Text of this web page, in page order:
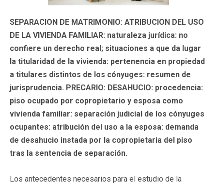
SEPARACION DE MATRIMONIO: ATRIBUCION DEL USO
DE LA VIVIENDA FAMILIAR: naturaleza jurídica: no
confiere un derecho real; situaciones a que da lugar
la titularidad de la vivienda: pertenencia en propiedad
a titulares distintos de los cónyuges: resumen de
jurisprudencia. PRECARIO: DESAHUCIO: procedencia:
piso ocupado por copropietario y esposa como
vivienda familiar: separación judicial de los cónyuges
ocupantes: atribución del uso a la esposa: demanda
de desahucio instada por la copropietaria del piso
tras la sentencia de separación.
Los antecedentes necesarios para el estudio de la